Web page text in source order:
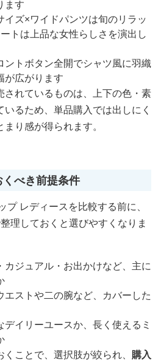
ます
イズ×ワイドパンツは旬のリラッ
トは上品な女性らしさを演出し
ントボタン全開でシャツ風に羽織
が広がります
されているものは、上下の色・素
るため、単品購入では出しにく
り感が得られます。
べき前提条件
プ レディースを比較する前に、
理しておくと選びやすくなりま
カジュアル・お出かけなど、主に
エストや二の腕など、カバーした
イリーユースか、長く使えるミ
ことで、選択肢が絞られ、 購入